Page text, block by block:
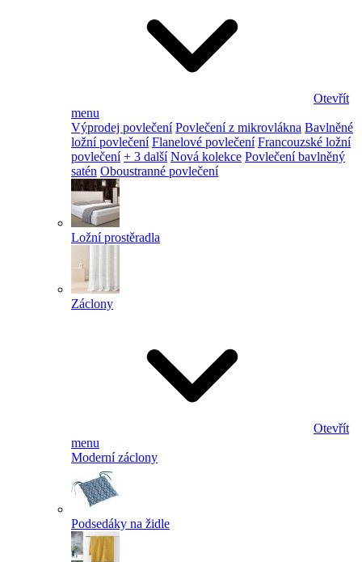
Otevřít
menu
Výprodej povlečení Povlečení z mikrovlákna Bavlněné
ložní povlečení Flanelové povlečení Francouzské ložní
povlečení + 3 další Nová kolekce Povlečení bavlněný
satén Oboustranné povlečení
Ložní prostěradla
Záclony
Otevřít
menu
Moderní záclony
Podsedáky na židle